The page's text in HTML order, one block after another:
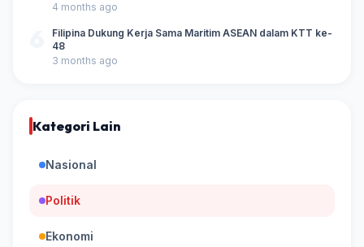
4 months ago
Filipina Dukung Kerja Sama Maritim ASEAN dalam KTT ke-
48
3 months ago
Kategori Lain
Nasional
Politik
Ekonomi